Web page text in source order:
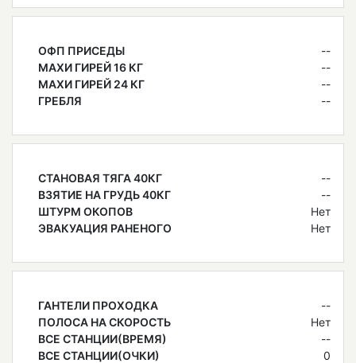
ОФП ПРИСЕДЫ
--
МАХИ ГИРЕЙ 16 КГ
--
МАХИ ГИРЕЙ 24 КГ
--
ГРЕБЛЯ
--
СТАНОВАЯ ТЯГА 40КГ
--
ВЗЯТИЕ НА ГРУДЬ 40КГ
--
ШТУРМ ОКОПОВ
Нет
ЭВАКУАЦИЯ РАНЕНОГО
Нет
ГАНТЕЛИ ПРОХОДКА
--
ПОЛОСА НА СКОРОСТЬ
Нет
ВСЕ СТАНЦИИ(ВРЕМЯ)
--
ВСЕ СТАНЦИИ(ОЧКИ)
0